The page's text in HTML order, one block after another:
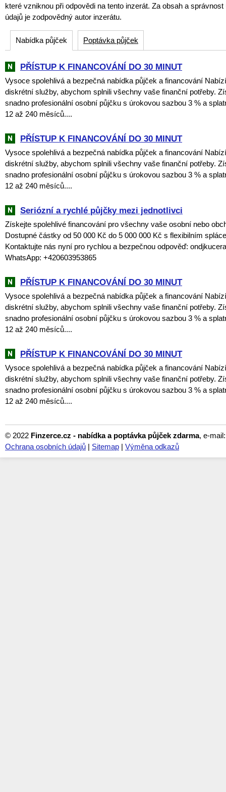
které vzniknou při odpovědi na tento inzerát. Za obsah a
údajů je zodpovědný autor inzerátu.
Nabídka půjček Poptávka půjček
PŘÍSTUP K FINANCOVÁNÍ DO 30 MINUT
Vysoce spolehlivá a bezpečná nabídka půjček a financování
diskrétní služby, abychom splnili všechny vaše finanční potřeby.
snadno profesionální osobní půjčku s úrokovou sazbou 3 % a
12 až 240 měsíců....
PŘÍSTUP K FINANCOVÁNÍ DO 30 MINUT
Vysoce spolehlivá a bezpečná nabídka půjček a financování
diskrétní služby, abychom splnili všechny vaše finanční potřeby.
snadno profesionální osobní půjčku s úrokovou sazbou 3 % a
12 až 240 měsíců....
Seriózní a rychlé půjčky mezi jednotlivci
Získejte spolehlivé financování pro všechny vaše osobní nebo
Dostupné částky od 50 000 Kč do 5 000 000 Kč s flexibilním
Kontaktujte nás nyní pro rychlou a bezpečnou odpověď:
WhatsApp: +420603953865
PŘÍSTUP K FINANCOVÁNÍ DO 30 MINUT
Vysoce spolehlivá a bezpečná nabídka půjček a financování
diskrétní služby, abychom splnili všechny vaše finanční potřeby.
snadno profesionální osobní půjčku s úrokovou sazbou 3 % a
12 až 240 měsíců....
PŘÍSTUP K FINANCOVÁNÍ DO 30 MINUT
Vysoce spolehlivá a bezpečná nabídka půjček a financování
diskrétní služby, abychom splnili všechny vaše finanční potřeby.
snadno profesionální osobní půjčku s úrokovou sazbou 3 % a
12 až 240 měsíců....
© 2022 Finzerce.cz - nabídka a poptávka půjček zdarma, e-
Ochrana osobních údajů | Sitemap | Výměna odkazů